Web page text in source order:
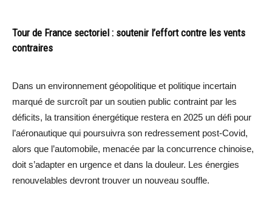
Tour de France sectoriel : soutenir l’effort contre les vents
contraires
Dans un environnement géopolitique et politique incertain
marqué de surcroît par un soutien public contraint par les
déficits, la transition énergétique restera en 2025 un défi pour
l’aéronautique qui poursuivra son redressement post-Covid,
alors que l’automobile, menacée par la concurrence chinoise,
doit s’adapter en urgence et dans la douleur. Les énergies
renouvelables devront trouver un nouveau souffle.